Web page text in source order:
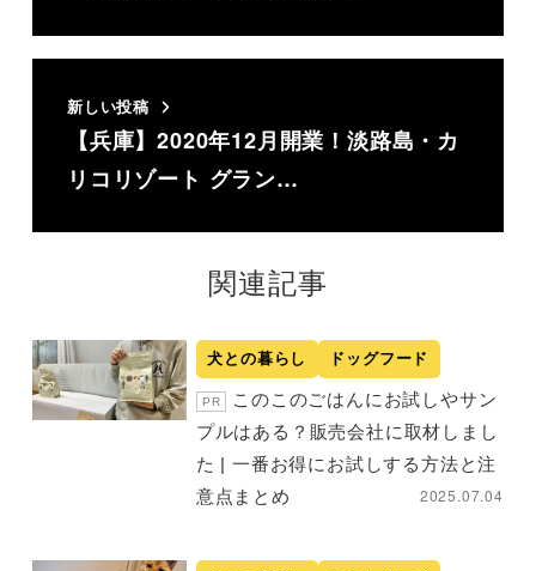
新しい投稿
【兵庫】2020年12月開業！淡路島・カ
リコリゾート グラン…
関連記事
犬との暮らし ドッグフード
PR
このこのごはんにお試しやサン
プルはある？販売会社に取材しまし
た | 一番お得にお試しする方法と注
意点まとめ
2025.07.04